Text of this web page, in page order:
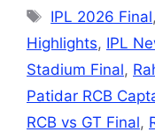
Tags
IPL 2026 Final,
Highlights, IPL
Stadium Final,
Patidar RCB
RCB vs GT Final,